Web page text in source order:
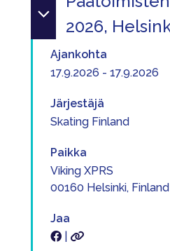
2026,
Ajankohta
17.9.2026 - 17.9.2026
Järjestäjä
Skating Finland
Paikka
Viking XPRS
00160 Helsinki, Finland
Jaa